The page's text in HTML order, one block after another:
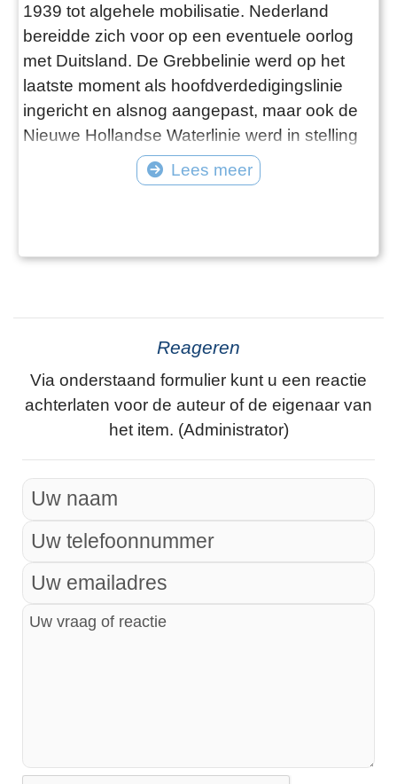
1939 tot algehele mobilisatie. Nederland
bereidde zich voor op een eventuele oorlog
met Duitsland. De Grebbelinie werd op het
laatste moment als hoofdverdedigingslinie
ingericht en alsnog aangepast, maar ook de
Nieuwe Hollandse Waterlinie werd in stelling
gebracht. Zo ook Fort bij Rijnauwen bij
Bunnik. Kapitein Klaas Brouwer van het 28e
Utrecht naar Fort bij Rijnauwen begeven. Het
Lees meer
Reageren
Via onderstaand formulier kunt u een reactie
achterlaten voor de auteur of de eigenaar van
het item. (Administrator)